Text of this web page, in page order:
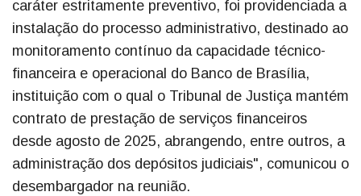
caráter estritamente preventivo, foi providenciada a
instalação do processo administrativo, destinado ao
monitoramento contínuo da capacidade técnico-
financeira e operacional do Banco de Brasília,
instituição com o qual o Tribunal de Justiça mantém
contrato de prestação de serviços financeiros
desde agosto de 2025, abrangendo, entre outros, a
administração dos depósitos judiciais", comunicou o
desembargador na reunião.